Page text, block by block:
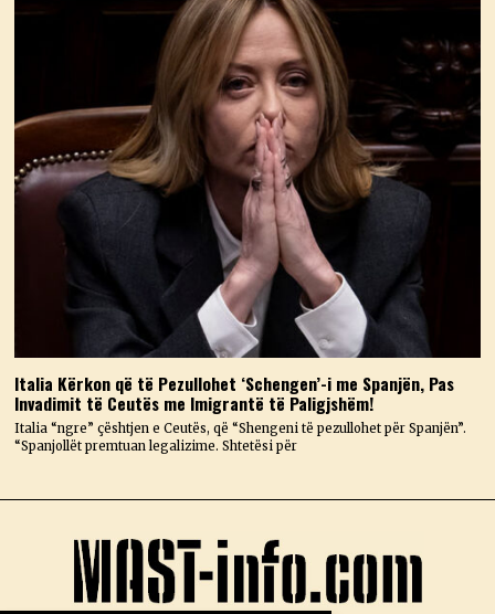
Italia Kërkon që të Pezullohet ‘Schengen’-i me Spanjën, Pas
Invadimit të Ceutës me Imigrantë të Paligjshëm!
Italia “ngre” çështjen e Ceutës, që “Shengeni të pezullohet për Spanjën”.
“Spanjollët premtuan legalizime. Shtetësi për